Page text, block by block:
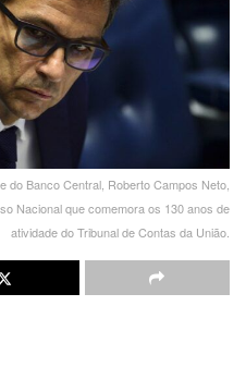
do Banco Central, Roberto Campos Neto,
Nacional que comemora os 130 anos de
atividade do Tribunal de Contas da União.